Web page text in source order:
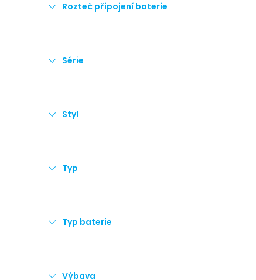
Rozteč připojení baterie
Série
Styl
Typ
Typ baterie
Výbava